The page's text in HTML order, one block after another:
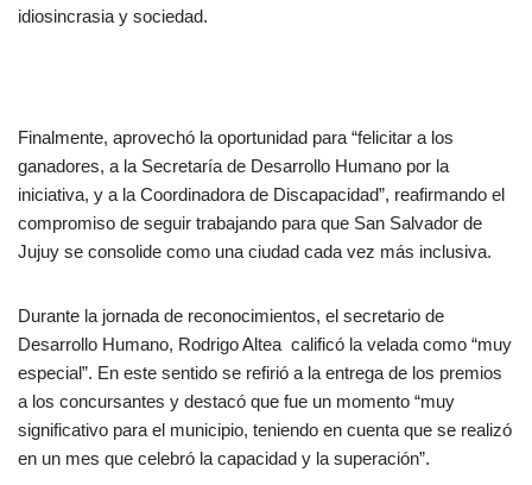
idiosincrasia y sociedad.
Finalmente, aprovechó la oportunidad para “felicitar a los
ganadores, a la Secretaría de Desarrollo Humano por la
iniciativa, y a la Coordinadora de Discapacidad”, reafirmando el
compromiso de seguir trabajando para que San Salvador de
Jujuy se consolide como una ciudad cada vez más inclusiva.
Durante la jornada de reconocimientos, el secretario de
Desarrollo Humano, Rodrigo Altea calificó la velada como “muy
especial”. En este sentido se refirió a la entrega de los premios
a los concursantes y destacó que fue un momento “muy
significativo para el municipio, teniendo en cuenta que se realizó
en un mes que celebró la capacidad y la superación”.